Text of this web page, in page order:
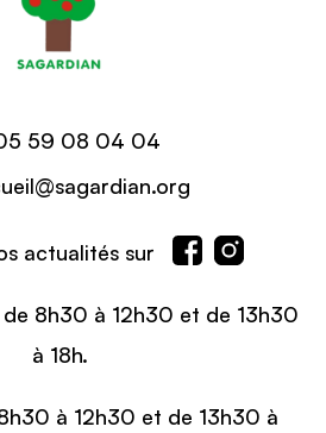
59 08 04 04
actualités sur
8h30 à 12h30 et de 13h30
à 18h.
à 12h30 et de 13h30 à